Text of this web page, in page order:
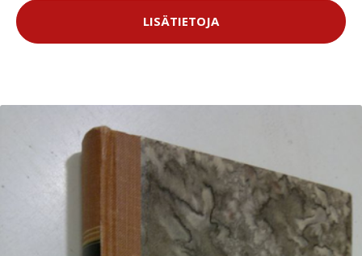
LISÄTIETOJA